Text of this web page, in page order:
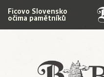
Babylon
Ficovo Slovensko
očima pamětníků